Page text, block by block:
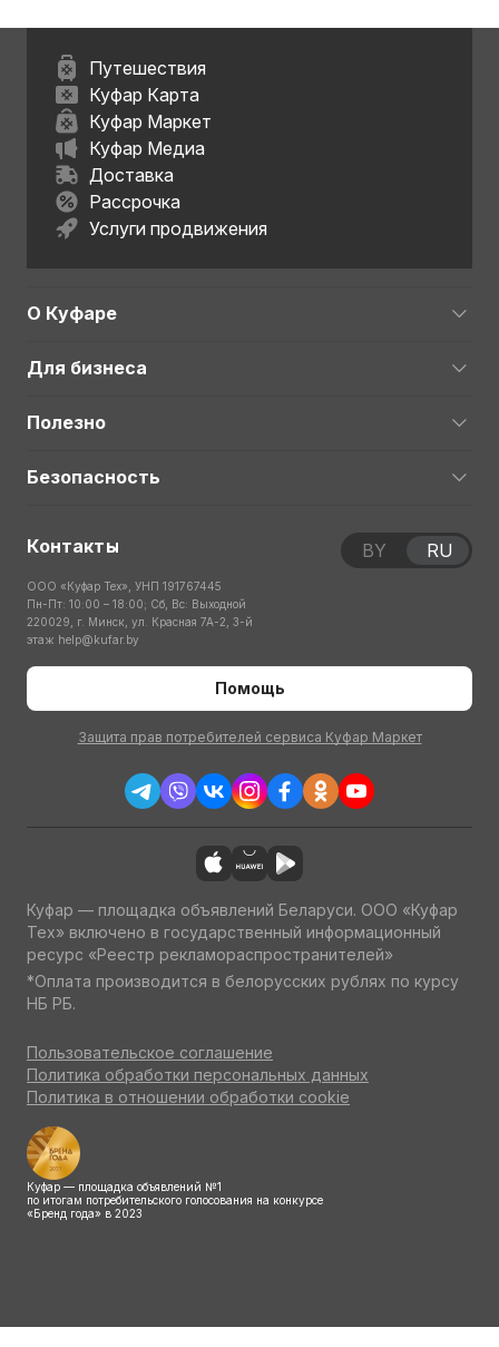
Путешествия
Куфар Карта
Куфар Маркет
Куфар Медиа
Доставка
Рассрочка
Услуги продвижения
О Куфаре
Для бизнеса
Полезно
Безопасность
Контакты
ООО «Куфар Тех», УНП 191767445
Пн-Пт: 10:00 – 18:00; Сб, Вс: Выходной
220029, г. Минск, ул. Красная 7А-2, 3-й
этаж help@kufar.by
Помощь
Защита прав потребителей сервиса Куфар Маркет
BY RU
Куфар — площадка объявлений Беларуси. ООО «Куфар
Тех» включено в государственный информационный
ресурс «Реестр рекламораспространителей»
*Оплата производится в белорусских рублях по курсу
НБ РБ.
Пользовательское соглашение
Политика обработки персональных данных
Политика в отношении обработки cookie
Куфар — площадка объявлений №1
по итогам потребительского голосования на конкурсе
«Бренд года» в 2023